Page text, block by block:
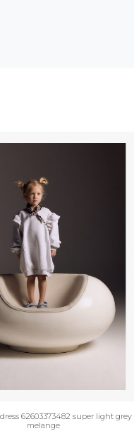
62603373482 super light grey
melange